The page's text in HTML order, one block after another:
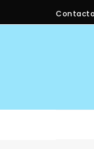
Contacta